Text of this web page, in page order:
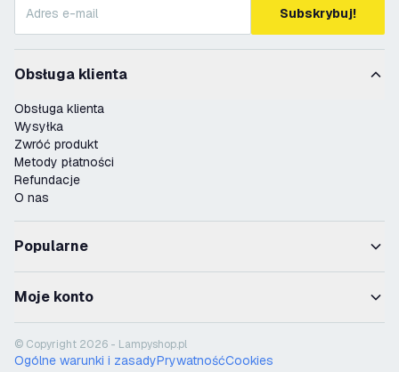
Subskrybuj!
Obsługa klienta
Obsługa klienta
Wysyłka
Zwróć produkt
Metody płatności
Refundacje
O nas
Popularne
Moje konto
© Copyright 2026 - Lampyshop.pl
Ogólne warunki i zasadyPrywatnośćCookies